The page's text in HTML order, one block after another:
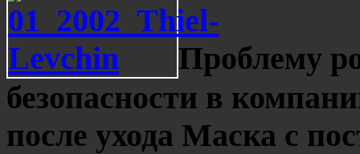
Проблему
безопасности в
после ухода Маска с